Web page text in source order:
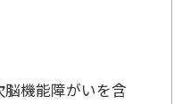
脳機能障がいを含